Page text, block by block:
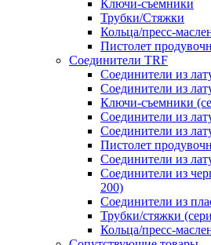
Ключи-cъемники
Трубки/Стяжки
Кольца/пресс-
Пистолет
Соединители TRF
Соединители из
Соединители из
Ключи-съемники
Соединители из
Соединители из
Пистолет
Соединители из
Соединители из
200)
Соединители из
Трубки/стяжки
Кольца/пресс-